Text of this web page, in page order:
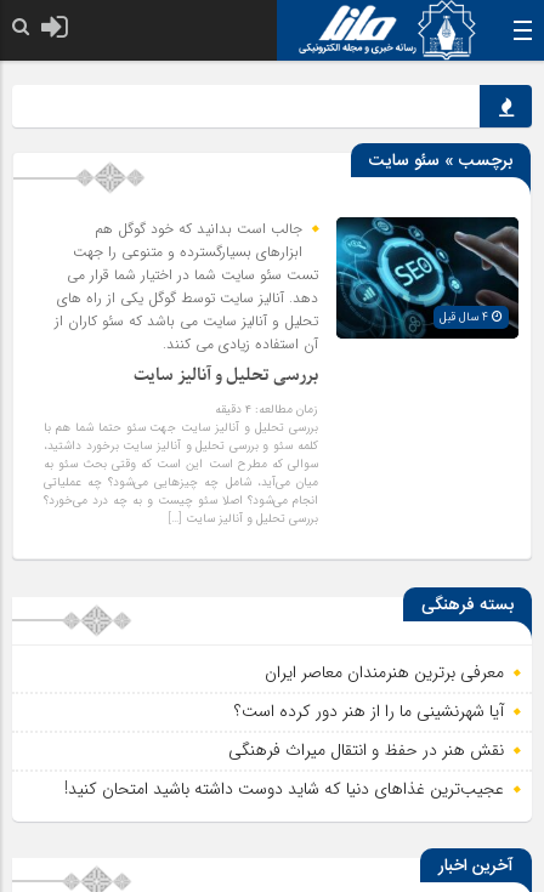
برچسب » سئو سایت
جالب است بدانید که خود گوگل هم
ابزارهای بسیارگسترده و متنوعی را جهت
تست سئو سایت شما در اختیار شما قرار می
دهد. آنالیز سایت توسط گوگل یکی از راه های
تحلیل و آنالیز سایت می باشد که سئو کاران از
آن استفاده زیادی می کنند.
بررسی تحلیل و آنالیز سایت
زمان مطالعه:۴ دقیقه
بررسی تحلیل و آنالیز سایت جهت سئو حتما شما هم با
کلمه سئو و بررسی تحلیل و آنالیز سایت برخورد داشتید،
سوالی که مطرح است این است که وقتی بحث سئو به
میان می‌آید، شامل چه چیزهایی می‌شود؟ چه عملیاتی
انجام می‌شود؟ اصلا سئو چیست و به چه درد می‌خورد؟
بررسی تحلیل و آنالیز سایت […]
بسته فرهنگی
معرفی برترین هنرمندان معاصر ایران
آیا شهرنشینی ما را از هنر دور کرده است؟
نقش هنر در حفظ و انتقال میراث فرهنگی
عجیب‌ترین غذاهای دنیا که شاید دوست داشته باشید امتحان کنید!
آخرین اخبار